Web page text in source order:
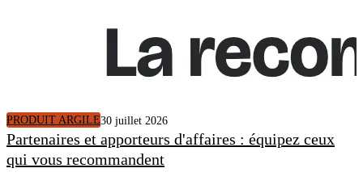
PRODUIT ARGILE30 juillet 2026
Partenaires et apporteurs d'affaires : équipez ceux
qui vous recommandent